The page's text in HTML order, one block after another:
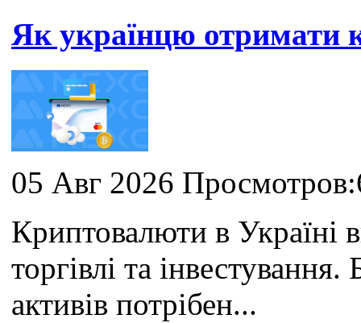
Як українцю отримати
05 Авг 2026
Криптовалюти в Україні
торгівлі та
активів потрібен...